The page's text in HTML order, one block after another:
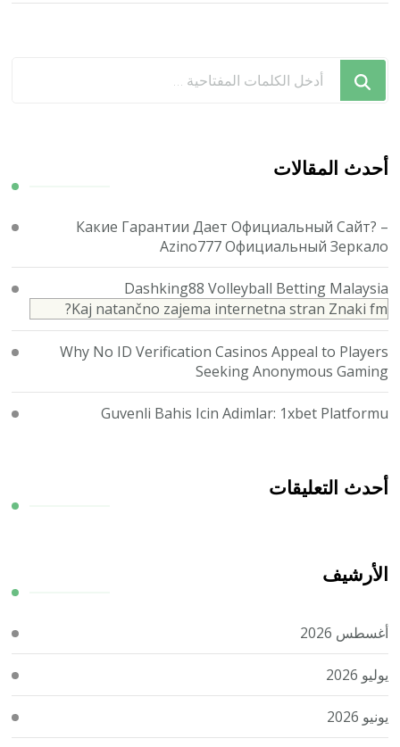
هل
تبحث
ما؟
أحدث المقالات
Какие Гарантии Дает Официальный Сайт? –
Azino777 Официальный Зеркало
Dashking88 Volleyball Betting Malaysia
Kaj natančno zajema internetna stran Znaki fm?
Why No ID Verification Casinos Appeal to Players
Seeking Anonymous Gaming
Guvenli Bahis Icin Adimlar: 1xbet Platformu
أحدث التعليقات
الأرشيف
أغسطس 2026
يوليو 2026
يونيو 2026